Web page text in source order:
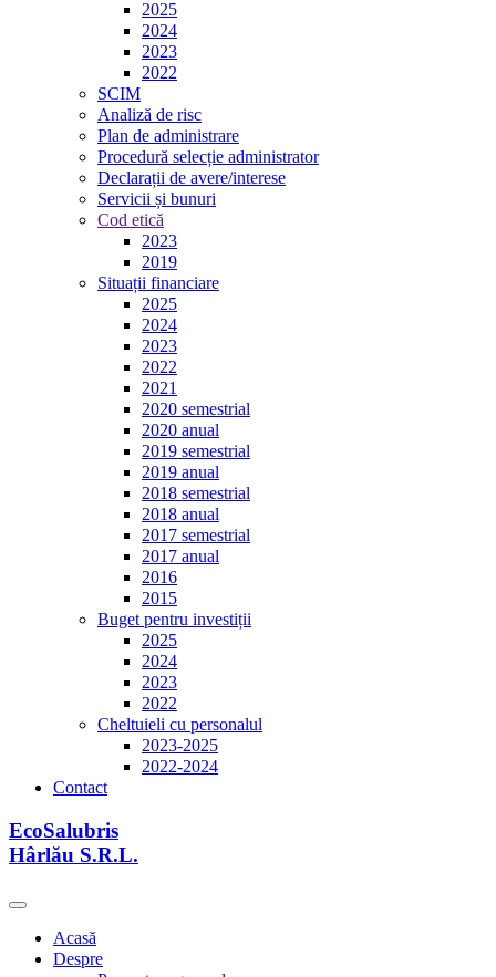
2025
2024
2023
2022
SCIM
Analiză de risc
Plan de administrare
Procedură selecție administrator
Declarații de avere/interese
Servicii și bunuri
Cod etică
2023
2019
Situații financiare
2025
2024
2023
2022
2021
2020 semestrial
2020 anual
2019 semestrial
2019 anual
2018 semestrial
2018 anual
2017 semestrial
2017 anual
2016
2015
Buget pentru investiții
2025
2024
2023
2022
Cheltuieli cu personalul
2023-2025
2022-2024
Contact
EcoSalubris
Hârlău S.R.L.
Acasă
Despre